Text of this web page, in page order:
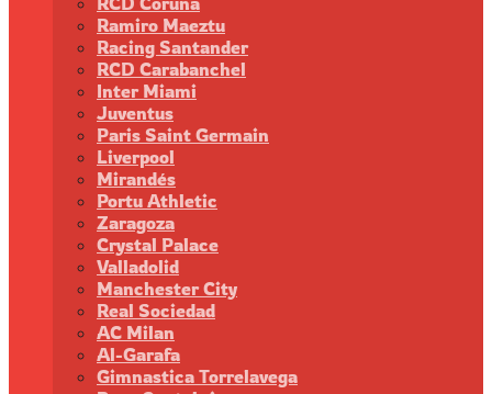
Ramiro Maeztu
Racing Santander
RCD Carabanchel
Inter Miami
Juventus
Paris Saint Germain
Liverpool
Mirandés
Portu Athletic
Zaragoza
Crystal Palace
Valladolid
Manchester City
Real Sociedad
AC Milan
Al-Garafa
Gimnastica Torrelavega